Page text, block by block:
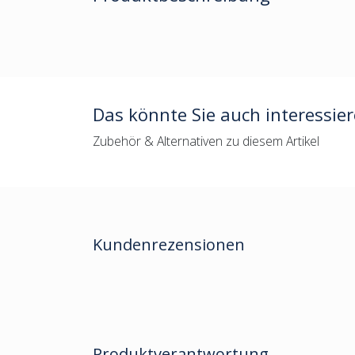
Das könnte Sie auch
Zubehör & Alternativen zu diesem Artikel
Kundenrezensionen